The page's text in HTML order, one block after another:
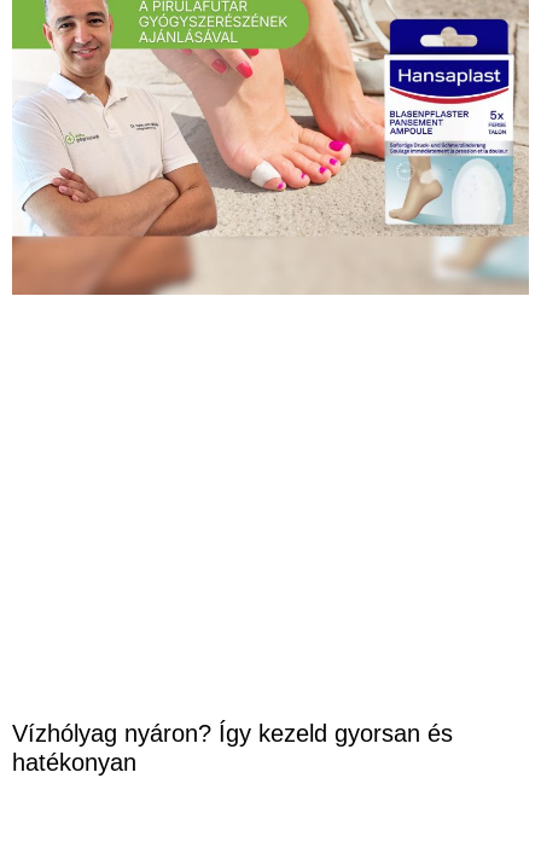
Vízhólyag nyáron? Így kezeld gyorsan és
hatékonyan